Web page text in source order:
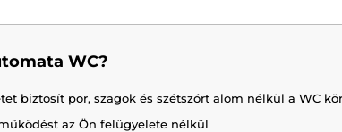
WC?
biztosít por, szagok és szétszórt alom nélkül a WC
az Ön felügyelete nélkül